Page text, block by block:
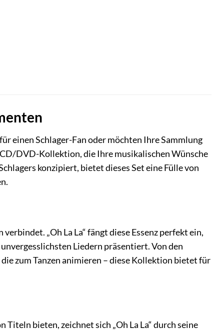
einen Schlager-Fan oder möchten Ihre Sammlung
DVD-Kollektion, die Ihre musikalischen Wünsche
konzipiert, bietet dieses Set eine Fülle von
„Oh La La“ fängt diese Essenz perfekt ein,
Liedern präsentiert. Von den
zum Tanzen animieren – diese Kollektion bietet für
bieten, zeichnet sich „Oh La La“ durch seine